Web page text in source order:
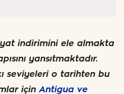
indirimini ele almakta
yansıtmaktadır.
seviyeleri o tarihten bu
için Antigua ve